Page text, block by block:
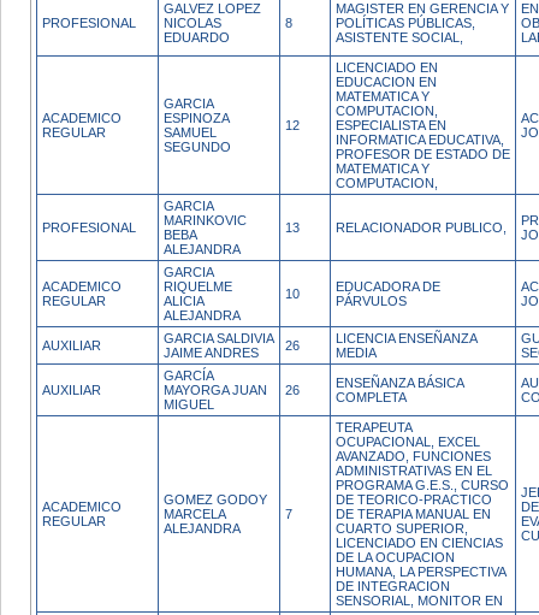
PROFESIONAL
GALVEZ LOPEZ
NICOLAS
EDUARDO
8
MAGISTER EN GERENCIA Y
POLÍTICAS PÚBLICAS,
ASISTENTE SOCIAL,
ACADEMICO
REGULAR
GARCIA
ESPINOZA
SAMUEL
SEGUNDO
12
LICENCIADO EN
EDUCACION EN
MATEMATICA Y
COMPUTACION,
ESPECIALISTA EN
INFORMATICA EDUCATIVA,
PROFESOR DE ESTADO DE
MATEMATICA Y
COMPUTACION,
PROFESIONAL
GARCIA
MARINKOVIC
BEBA
ALEJANDRA
13 RELACIONADOR PUBLICO,
ACADEMICO
REGULAR
GARCIA
RIQUELME
ALICIA
ALEJANDRA
10
EDUCADORA DE
PÁRVULOS
AUXILIAR
GARCIA SALDIVIA
JAIME ANDRES
26
LICENCIA ENSEÑANZA
MEDIA
AUXILIAR
GARCÍA
MAYORGA JUAN
MIGUEL
26
ENSEÑANZA BÁSICA
COMPLETA
ACADEMICO
REGULAR
GOMEZ GODOY
MARCELA
ALEJANDRA
7
TERAPEUTA
OCUPACIONAL, EXCEL
AVANZADO, FUNCIONES
ADMINISTRATIVAS EN EL
PROGRAMA G.E.S., CURSO
DE TEORICO-PRACTICO
DE TERAPIA MANUAL EN
CUARTO SUPERIOR,
LICENCIADO EN CIENCIAS
DE LA OCUPACION
HUMANA, LA PERSPECTIVA
DE INTEGRACION
SENSORIAL, MONITOR EN